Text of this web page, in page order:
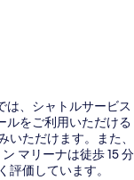
は、シャトルサービス
ルをご利用いただける
ただけます。また、
マリーナは徒歩 15 分
価しています。